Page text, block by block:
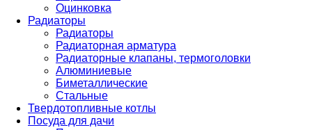
Оцинковка
Радиаторы
Радиаторы
Радиаторная арматура
Радиаторные клапаны, термоголовки
Алюминиевые
Биметаллические
Стальные
Твердотопливные котлы
Посуда для дачи